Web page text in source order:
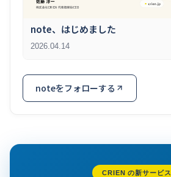
note、はじめました
2026.04.14
noteをフォローする
CRIEN の新サービス